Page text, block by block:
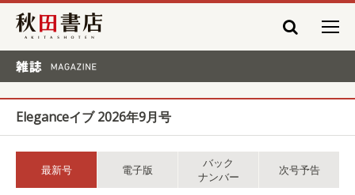
秋田書店
Eleganceイブ 2026年9月号
最新号 電子版
バック
ナンバー
次号予告